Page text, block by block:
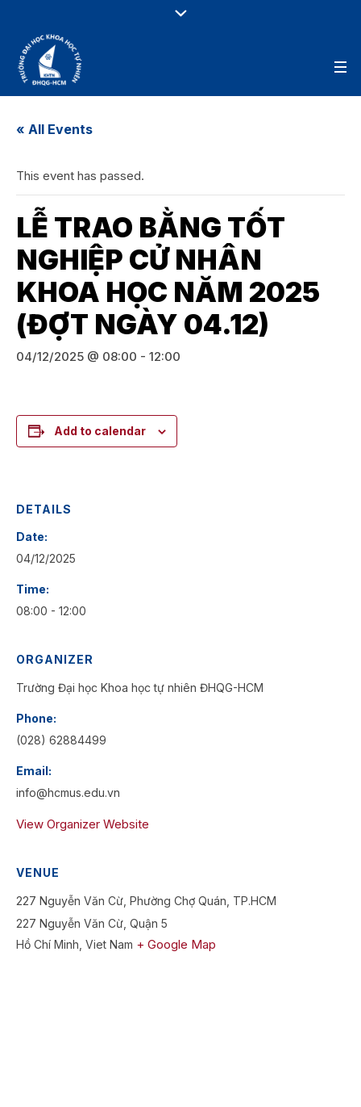
« All Events
This event has passed.
LỄ TRAO BẰNG TỐT
NGHIỆP CỬ NHÂN
KHOA HỌC NĂM 2025
(ĐỢT NGÀY 04.12)
04/12/2025 @ 08:00 - 12:00
Add to calendar
DETAILS
Date:
04/12/2025
Time:
08:00 - 12:00
ORGANIZER
Trường Đại học Khoa học tự nhiên ĐHQG-HCM
Phone:
(028) 62884499
Email:
info@hcmus.edu.vn
View Organizer Website
VENUE
227 Nguyễn Văn Cừ, Phường Chợ Quán, TP.HCM
227 Nguyễn Văn Cừ, Quận 5
Hồ Chí Minh Viet Nam + Google Map